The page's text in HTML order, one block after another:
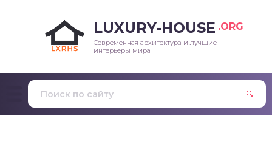
LUXURY-HOUSE .ORG
Современная архитектура и лучшие
интерьеры мира